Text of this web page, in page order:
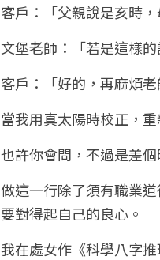
客戶：「父親說是亥時
文堡老師：「若是這樣
客戶：「好的，再麻煩老
當我用真太陽時校正，
也許你會問，不過是差
做這一行除了須有職業
要對得起自己的良心。
我在處女作《科學八字